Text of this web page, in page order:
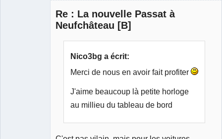
Re : La nouvelle Passat à
Neufchâteau [B]
Nico3bg a écrit:
Merci de nous en avoir fait profiter
J'aime beaucoup là petite horloge
au millieu du tableau de bord